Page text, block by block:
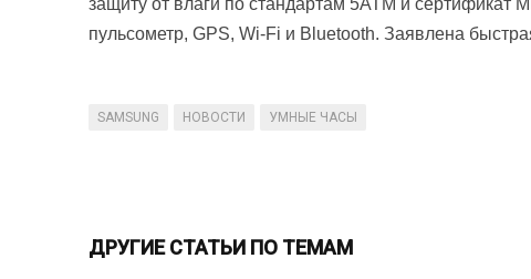
защиту от влаги по стандартам 5ATM и сертификат
пульсометр, GPS, Wi-Fi и Bluetooth. Заявлена
SAMSUNG НОВОСТИ УМНЫЕ ЧАСЫ
ДРУГИЕ СТАТЬИ ПО ТЕМАМ